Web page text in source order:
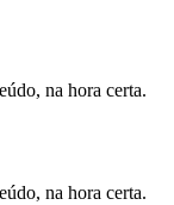
na hora certa.
na hora certa.